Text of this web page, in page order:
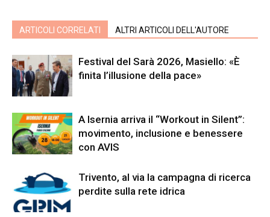
ARTICOLI CORRELATI ALTRI ARTICOLI DELL'AUTORE
Festival del Sarà 2026, Masiello: «È
finita l’illusione della pace»
A Isernia arriva il “Workout in Silent”:
movimento, inclusione e benessere
con AVIS
Trivento, al via la campagna di ricerca
perdite sulla rete idrica